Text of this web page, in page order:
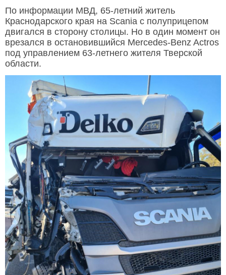
По информации МВД, 65-летний житель
Краснодарского края на Scania с полуприцепом
двигался в сторону столицы. Но в один момент он
врезался в остановившийся Mercedes-Benz Actros
под управлением 63-летнего жителя Тверской
области.